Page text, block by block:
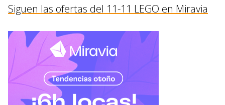
Siguen las ofertas del 11-11 LEGO en Miravia